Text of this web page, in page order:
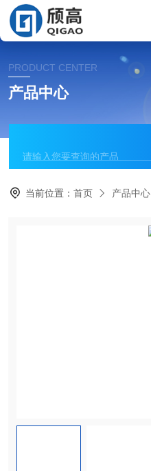
PRODUCT CENTER
产品中心
当前位置：首页 产品中心